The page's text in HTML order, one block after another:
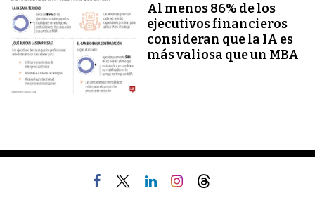
Al menos 86% de los
ejecutivos financieros
consideran que la IA es
más valiosa que un MBA